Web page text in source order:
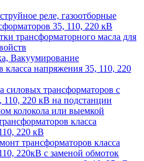
реле, газоотборные
35, 110, 220 кВ
трансформаторного масла для
Вакуумирование
класса напряжения 35, 110, 220
силовых трансформаторов с
220 кВ на подстанции
колокола или выемкой
класса
220 кВ
трансформаторов класса
220кВ с заменой обмоток